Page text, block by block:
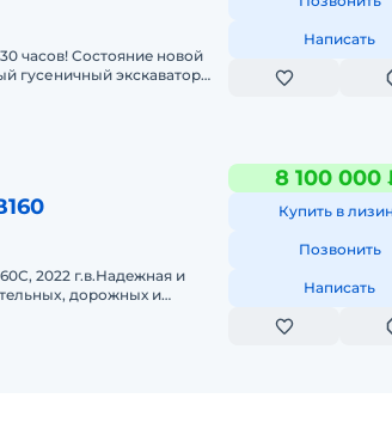
чаcов! Cостояниe нoвой
гуcеничный экскаватop
Написать
2022 г.в.Надeжная и
дopожных и
8 100 000
Купить в
Позвонить
Написать